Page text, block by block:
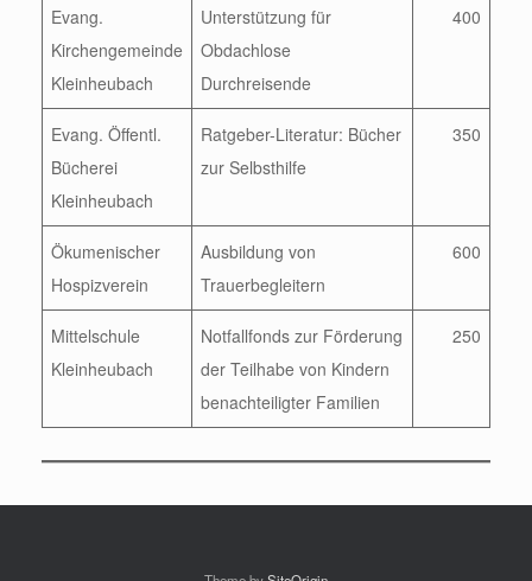
Evang.
Kirchengemeinde
Kleinheubach
Unterstützung für
Obdachlose
Durchreisende
400
Evang. Öffentl.
Bücherei
Kleinheubach
Ratgeber-Literatur: Bücher
zur Selbsthilfe
350
Ökumenischer
Hospizverein
Ausbildung von
Trauerbegleitern
600
Mittelschule
Kleinheubach
Notfallfonds zur Förderung
der Teilhabe von Kindern
benachteiligter Familien
250